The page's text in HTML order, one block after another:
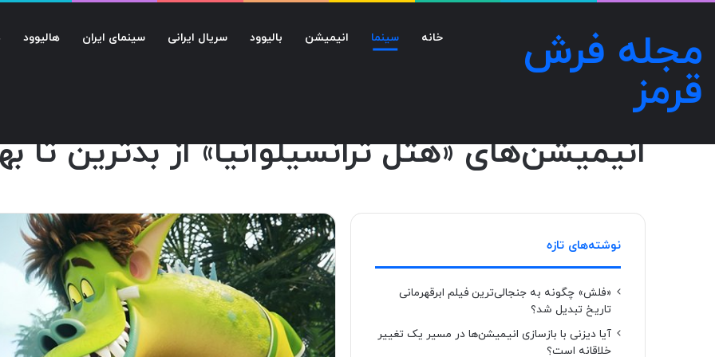
مجله فرش
قرمز
خانه سینما انیمیشن بالیوود سریال ایرانی سینمای ایران هالیوود
سینما
انیمیشن‌های «هتل ترانسیلوانیا» از بدترین تا
نوشته‌های تازه
«فلش» چگونه به جنجالی‌ترین فیلم ابرقهرمانی
تاریخ تبدیل شد؟
آیا دیزنی با بازسازی انیمیشن‌ها در مسیر یک تغییر
خلاقانه است؟